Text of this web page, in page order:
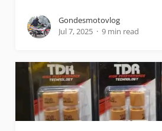
Gondesmotovlog
Jul 7, 2025
9 min read